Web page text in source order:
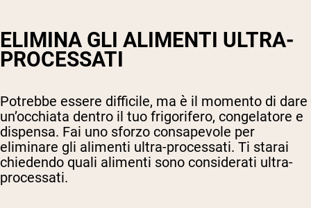
ELIMINA GLI ALIMENTI ULTRA-
PROCESSATI
Potrebbe essere difficile, ma è il momento di dare
un’occhiata dentro il tuo frigorifero, congelatore e
dispensa. Fai uno sforzo consapevole per
eliminare gli alimenti ultra-processati. Ti starai
chiedendo quali alimenti sono considerati ultra-
processati.